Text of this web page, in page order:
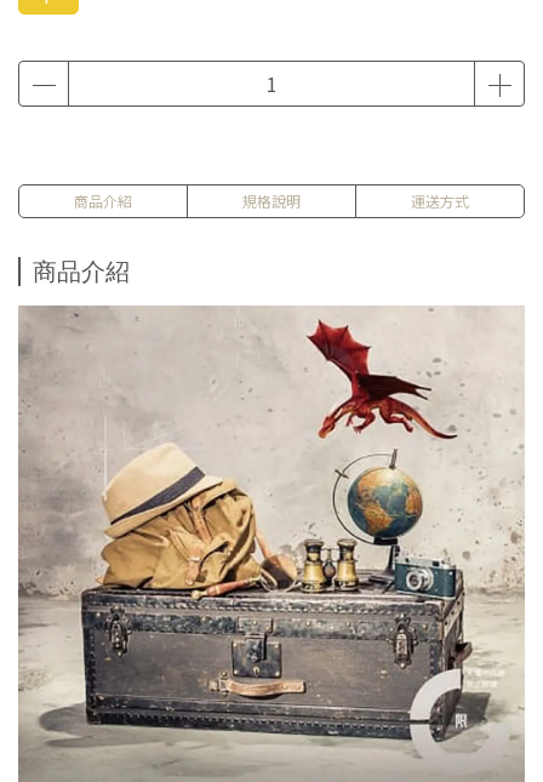
商品介紹 規格說明 運送方式
商品介紹